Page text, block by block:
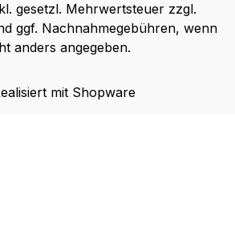
gesetzl. Mehrwertsteuer zzgl.
ggf. Nachnahmegebühren, wenn
anders angegeben.
mit Shopware